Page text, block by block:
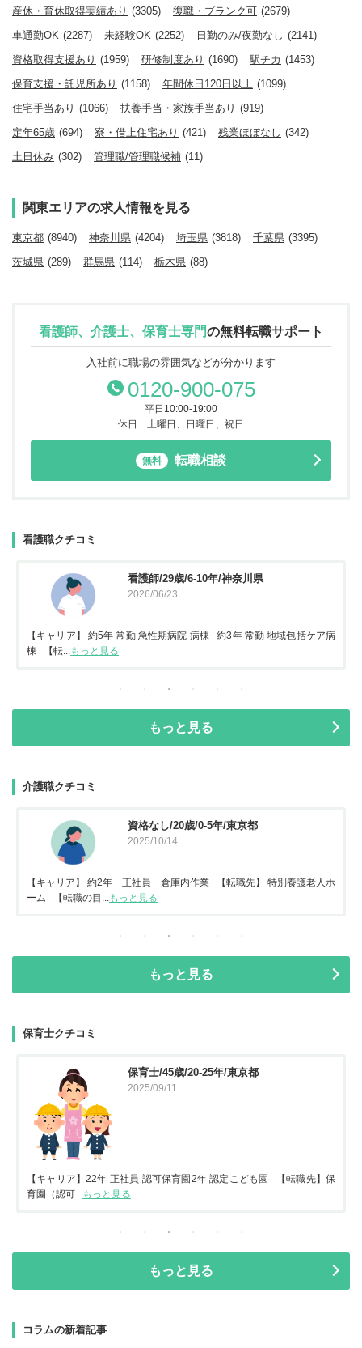
産休・育休取得実績あり (3305) 復職・ブランク可 (2679)
車通勤OK (2287) 未経験OK (2252) 日勤のみ/夜勤なし (2141)
資格取得支援あり (1959) 研修制度あり (1690) 駅チカ (1453)
保育支援・託児所あり (1158) 年間休日120日以上 (1099)
住宅手当あり (1066) 扶養手当・家族手当あり (919)
定年65歳 (694) 寮・借上住宅あり (421) 残業ほぼなし (342)
土日休み (302) 管理職/管理職候補 (11)
関東エリアの求人情報を見る
東京都 (8940) 神奈川県 (4204) 埼玉県 (3818) 千葉県 (3395)
茨城県 (289) 群馬県 (114) 栃木県 (88)
看護師、介護士、保育士専門の無料転職サポート
入社前に職場の雰囲気などが分かります
0120-900-075
平日10:00-19:00
休日 土曜日、日曜日、祝日
無料 転職相談
看護職クチコミ
看護師/29歳/6-10年/神奈川県
2026/06/23
【キャリア】 約5年 常勤 急性期病院 病棟 約3年 常勤 地域包括ケア病
棟 【転...
もっと見る
もっと見る
介護職クチコミ
資格なし/20歳/0-5年/東京都
2025/10/14
【キャリア】 約2年 正社員 倉庫内作業 【転職先】 特別養護老人ホ
ーム 【転職の目...
もっと見る
もっと見る
保育士クチコミ
保育士/45歳/20-25年/東京都
2025/09/11
【キャリア】22年 正社員 認可保育園2年 認定こども園 【転職先】保
育園（認可...
もっと見る
もっと見る
コラムの新着記事